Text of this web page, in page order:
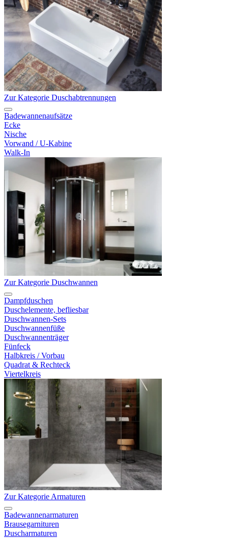
Zur Kategorie Duschabtrennungen
Badewannenaufsätze
Ecke
Nische
Vorwand / U-Kabine
Walk-In
Zur Kategorie Duschwannen
Dampfduschen
Duschelemente, befliesbar
Duschwannen-Sets
Duschwannenfüße
Duschwannenträger
Fünfeck
Halbkreis / Vorbau
Quadrat & Rechteck
Viertelkreis
Zur Kategorie Armaturen
Badewannenarmaturen
Brausegarnituren
Duscharmaturen